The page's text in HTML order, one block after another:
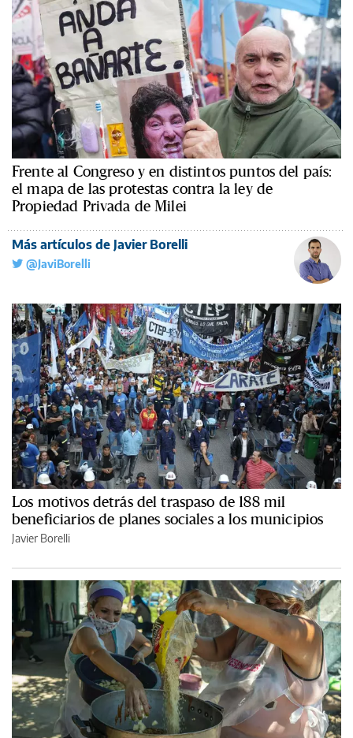
Frente al Congreso y en distintos puntos del país:
el mapa de las protestas contra la ley de
Propiedad Privada de Milei
Más artículos de Javier Borelli
@JaviBorelli
Los motivos detrás del traspaso de 188 mil
beneficiarios de planes sociales a los municipios
Javier Borelli